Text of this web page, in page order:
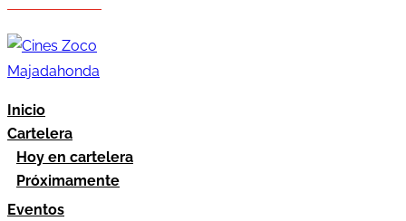
Inicio
Cartelera
Hoy en cartelera
Próximamente
Eventos